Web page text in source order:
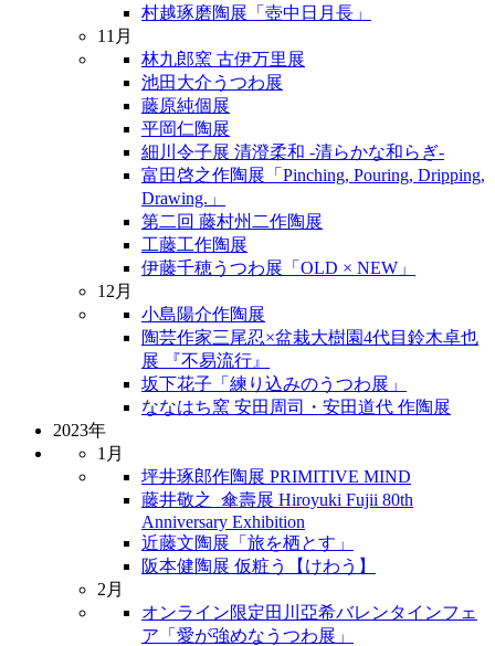
村越琢磨陶展「壺中日月長」
11月
林九郎窯 古伊万里展
池田大介うつわ展
藤原純個展
平岡仁陶展
細川令子展 清澄柔和 -清らかな和らぎ-
富田啓之作陶展「Pinching, Pouring, Dripping,
Drawing.」
第二回 藤村州二作陶展
工藤工作陶展
伊藤千穂うつわ展「OLD × NEW」
12月
小島陽介作陶展
陶芸作家三尾忍×盆栽大樹園4代目鈴木卓也
展 『不易流行』
坂下花子「練り込みのうつわ展」
ななはち窯 安田周司・安田道代 作陶展
2023年
1月
坪井琢郎作陶展 PRIMITIVE MIND
藤井敬之_傘壽展 Hiroyuki Fujii 80th
Anniversary Exhibition
近藤文陶展「旅を栖とす」
阪本健陶展 仮粧う【けわう】
2月
オンライン限定田川亞希バレンタインフェ
ア「愛が強めなうつわ展」